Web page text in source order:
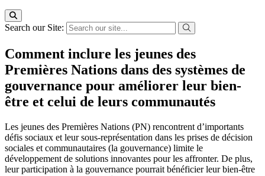
Search our Site:
Comment inclure les jeunes des
Premières Nations dans des systèmes de
gouvernance pour améliorer leur bien-
être et celui de leurs communautés
Les jeunes des Premières Nations (PN) rencontrent d’importants
défis sociaux et leur sous-représentation dans les prises de décision
sociales et communautaires (la gouvernance) limite le
développement de solutions innovantes pour les affronter. De plus,
leur participation à la gouvernance pourrait bénéficier leur bien-être